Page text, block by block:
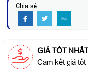
Chia sẻ:
GIÁ TỐT NHẤT
Cam kết giá tốt